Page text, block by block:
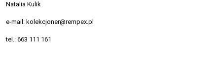
Natalia Kulik
e-mail: kolekcjoner@rempex.pl
tel.: 663 111 161